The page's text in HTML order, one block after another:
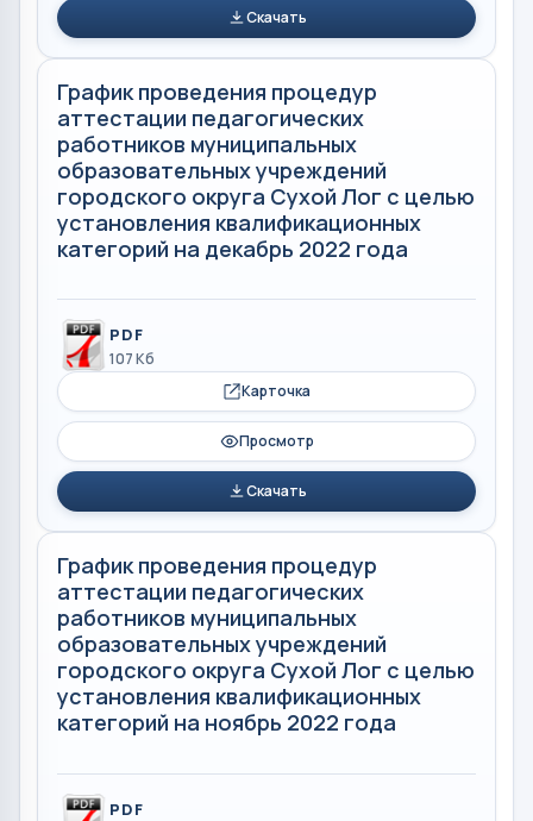
Скачать
График проведения процедур
аттестации педагогических
работников муниципальных
образовательных учреждений
городского округа Сухой Лог с целью
установления квалификационных
категорий на декабрь 2022 года
PDF
107 Кб
Карточка
Просмотр
Скачать
График проведения процедур
аттестации педагогических
работников муниципальных
образовательных учреждений
городского округа Сухой Лог с целью
установления квалификационных
категорий на ноябрь 2022 года
PDF